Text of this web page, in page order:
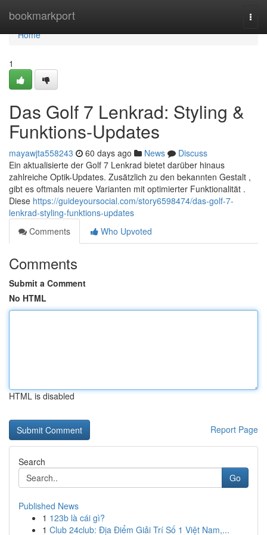
bookmarkport
Home
Home
1
Das Golf 7 Lenkrad: Styling &
Funktions-Updates
mayawjta558243 60 days ago News
Discuss
Ein aktualisierte der Golf 7 Lenkrad bietet darüber hinaus
zahlreiche Optik-Updates. Zusätzlich zu den bekannten Gestalt ,
gibt es oftmals neuere Varianten mit optimierter Funktionalität .
Diese https://guideyoursocial.com/story6598474/das-golf-7-
lenkrad-styling-funktions-updates
Comments
Who Upvoted
Comments
Submit a Comment
No HTML
HTML is disabled
Report Page
Search
Go
Published News
1 123b là cái gì?
1 Club 24club: Địa Điểm Giải Trí Số 1 Việt Nam,...